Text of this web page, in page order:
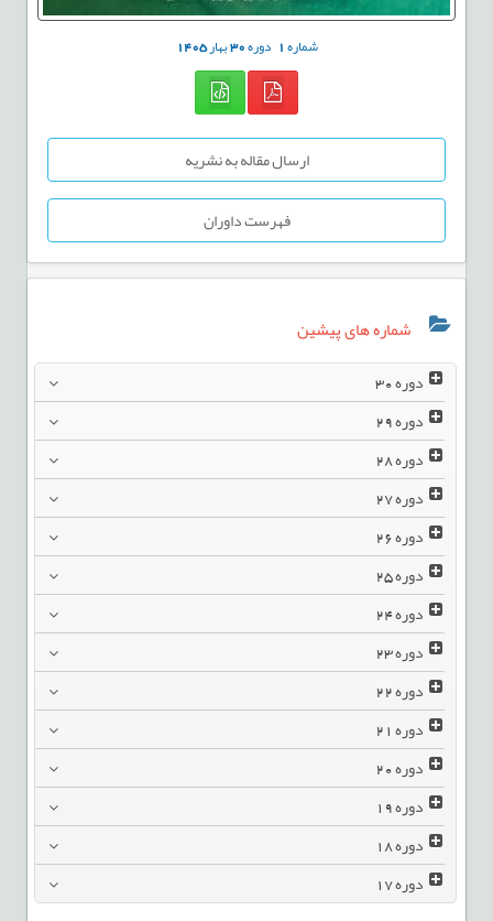
شماره1 دوره30بهار1405
ارسال مقاله به نشریه
فهرست داوران
شماره های پیشین
دوره30
دوره29
دوره28
دوره27
دوره26
دوره25
دوره24
دوره23
دوره22
دوره21
دوره20
دوره19
دوره18
دوره17